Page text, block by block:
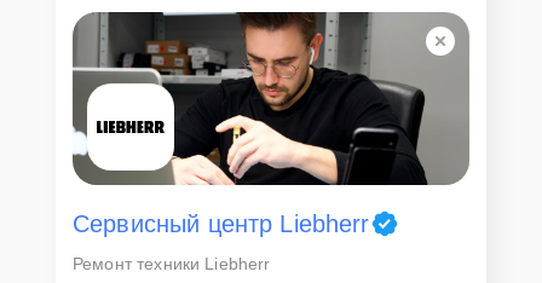
горячей линии: +7 (861) 212-35-79. Наши специалисты оперативно
проконсультируют по всем необходимым вопросам, запишут на
диагностику, подскажут с вариантами курьерской доставки или
оформят выезд мастера в удобное время и место.
Сервисный центр Liebherr
Ремонт техники Liebherr